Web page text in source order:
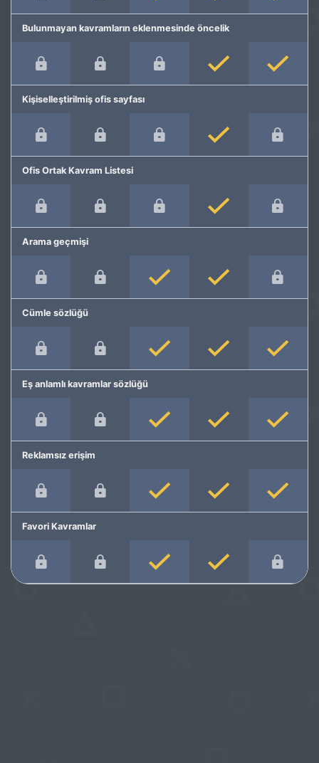
Bulunmayan kavramların eklenmesinde öncelik
Kişiselleştirilmiş ofis sayfası
Ofis Ortak Kavram Listesi
Arama geçmişi
Cümle sözlüğü
Eş anlamlı kavramlar sözlüğü
Reklamsız erişim
Favori Kavramlar